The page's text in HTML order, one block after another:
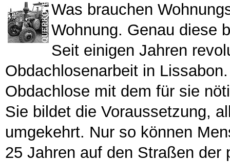
Was brauchen
Wohnung. Genau diese
Seit einigen Jahren
Obdachlosenarbeit in
Obdachlose mit dem für sie
Sie bildet die Voraussetzung,
umgekehrt. Nur so können
25 Jahren auf den Straßen